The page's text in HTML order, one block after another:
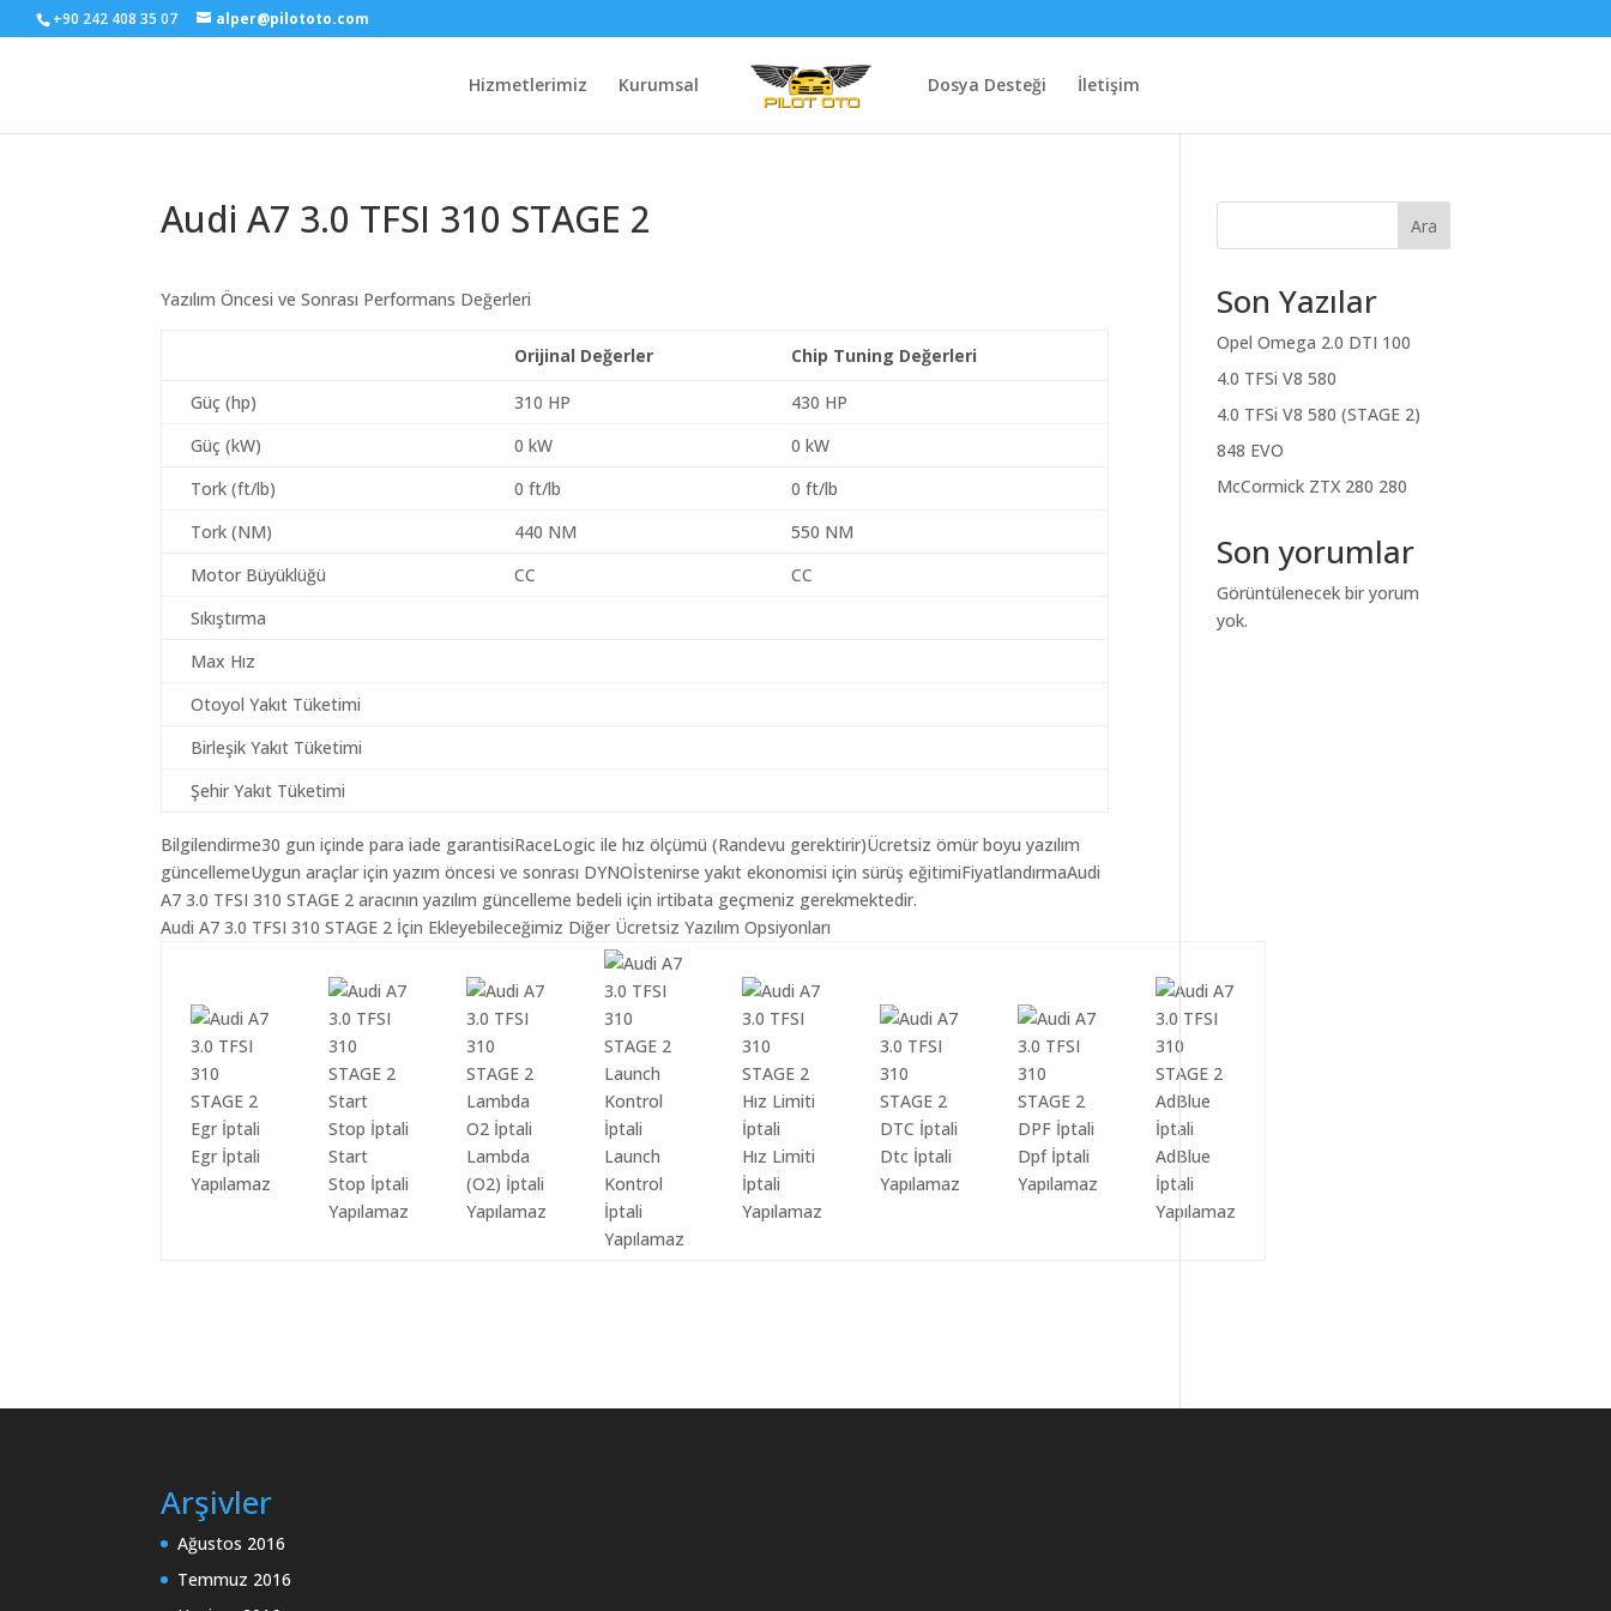
+90 242 408 35 07 alper@pilototo.com
Hizmetlerimiz Kurumsal Dosya Desteği İletişim
Audi A7 3.0 TFSI 310 STAGE 2
Yazılım Öncesi ve Sonrası Performans Değerleri
Orijinal Değerler Chip Tuning Değerleri
Güç (hp) 310 HP
430 HP
Güç (kW)
0 kW
0 kW
Tork (ft/lb)
0 ft/lb
0 ft/lb
Tork (NM)
440 NM
550 NM
Motor Büyüklüğü
CC
CC
Sıkıştırma
Max Hız
Otoyol Yakıt Tüketimi
Birleşik Yakıt Tüketimi
Şehir Yakıt Tüketimi
Bilgilendirme30 gun içinde para iade garantisiRaceLogic ile hız ölçümü (Randevu gerektirir)Ücretsiz ömür boyu yazılım
güncellemeUygun araçlar için yazım öncesi ve sonrası DYNOİstenirse yakıt ekonomisi için sürüş eğitimiFiyatlandırmaAudi
A7 3.0 TFSI 310 STAGE 2 aracının yazılım güncelleme bedeli için irtibata geçmeniz gerekmektedir.
Audi A7 3.0 TFSI 310 STAGE 2 İçin Ekleyebileceğimiz Diğer Ücretsiz Yazılım Opsiyonları
Egr İptali
Yapılamaz
Start
Stop İptali
Yapılamaz
Lambda
(O2) İptali
Yapılamaz
Launch
Kontrol
İptali
Yapılamaz
Hız Limiti
İptali
Yapılamaz
Dtc İptali
Yapılamaz
Dpf İptali
Yapılamaz
AdBlue
İptali
Yapılamaz
Ara
Son Yazılar
Opel Omega 2.0 DTI 100
4.0 TFSi V8 580
4.0 TFSi V8 580 (STAGE 2)
848 EVO
McCormick ZTX 280 280
Son yorumlar
Görüntülenecek bir yorum
yok.
Arşivler
Ağustos 2016
Temmuz 2016